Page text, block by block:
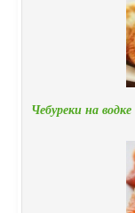
Чебуреки на водке